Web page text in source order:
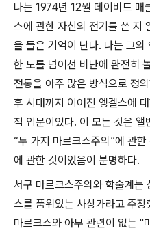
나는 1974년 12월 데이비드 매
스에 관한 자신의 전기를 쓴 지
을 들은 기억이 난다. 나는 그의
한 도를 넘어선 비난에 완전히
전통을 아주 많은 방식으로 정
후 시대까지 이어진 엥겔스에
적 입문이었다. 이 모든 것은 앨
“두 가지 마르크스주의 ”에 관한
에 관한 것이었음이 분명하다.
서구 마르크스주의와 학술계는
스를 품위있는 사상가라고 주장
마르크스와 아무 관련이 없는 "